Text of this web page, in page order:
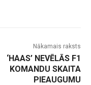
Nākamais raksts
‘HAAS’ NEVĒLĀS F1
KOMANDU SKAITA
PIEAUGUMU